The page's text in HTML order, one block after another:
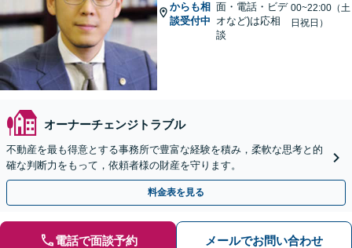
からも相
談受付中
面・電話・ビデ
オなど)は応相
談
00~22:00（土
日祝日）
オーナーチェンジトラブル
不動産を最も得意とする事務所で豊富な経験を積み，柔軟な思考と的
確な判断力をもって，依頼者様の財産を守ります。
料金表を見る
電話で面談予約 メールでお問い合わせ